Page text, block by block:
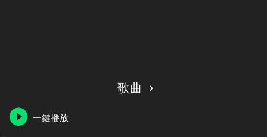
歌曲
一鍵播放